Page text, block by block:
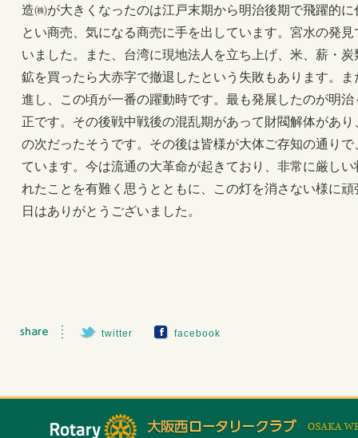
造㈱が大きくなったのは江戸末期から明治後期で飛躍的
とい商売、気になる商売に手を出しています。宮水の発
いました。また、台湾に現地法人を立ち上げ、米、薪・
鉱を買ったら大赤字で撤退したという失敗もあります。
進し、この頃が一番の躍動時です。最も発展したのが明
正です。その後戦中戦後の混乱期があって財閥解体があ
の次だったそうです。その後は皆様が大体ご存知の通り
ています。今は流通の大革命が起きており、非常に厳し
れたことを有難く思うとともに、この灯を消さない様に
日はありがとうございました。
twitter facebook